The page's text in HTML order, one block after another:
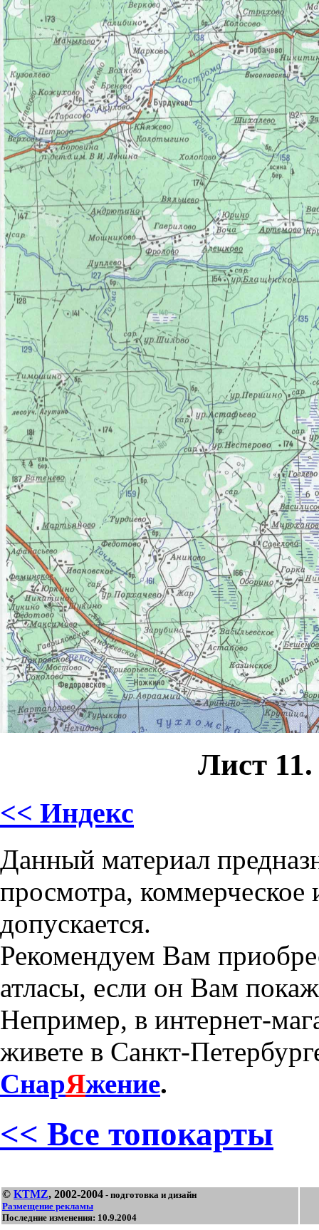
Лист
<< Индекс
Данный материал
просмотра, коммерческое
допускается.
Рекомендуем Вам
атласы, если он Вам
Непример, в интернет-
живете в Санкт-
СнарЯжение.
<< Все топокарты
© KTMZ, 2002-2004 - подготовка и дизайн
Размещение рекламы
Последние изменения: 10.9.2004